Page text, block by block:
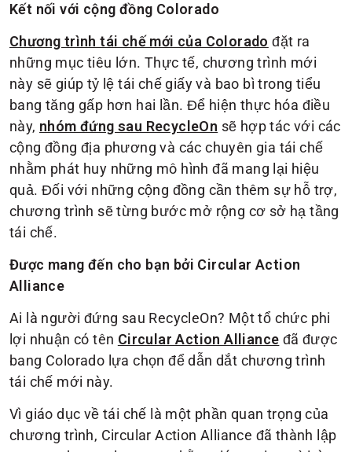
Kết nối với cộng đồng Colorado
Chương trình tái chế mới của Colorado đặt ra
những mục tiêu lớn. Thực tế, chương trình mới
này sẽ giúp tỷ lệ tái chế giấy và bao bì trong tiểu
bang tăng gấp hơn hai lần. Để hiện thực hóa điều
này, nhóm đứng sau RecycleOn sẽ hợp tác với các
cộng đồng địa phương và các chuyên gia tái chế
nhằm phát huy những mô hình đã mang lại hiệu
quả. Đối với những cộng đồng cần thêm sự hỗ trợ,
chương trình sẽ từng bước mở rộng cơ sở hạ tầng
tái chế.
Được mang đến cho bạn bởi Circular Action
Alliance
Ai là người đứng sau RecycleOn? Một tổ chức phi
lợi nhuận có tên Circular Action Alliance đã được
bang Colorado lựa chọn để dẫn dắt chương trình
tái chế mới này.
Vì giáo dục về tái chế là một phần quan trọng của
chương trình, Circular Action Alliance đã thành lập